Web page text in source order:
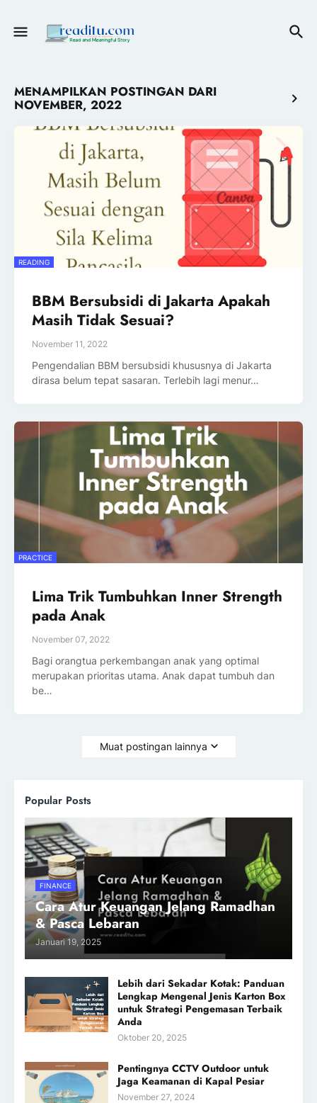
MENAMPILKAN POSTINGAN DARI
NOVEMBER, 2022
READING
BBM Bersubsidi di Jakarta Apakah
Masih Tidak Sesuai?
November 11, 2022
Pengendalian BBM bersubsidi khususnya di Jakarta
dirasa belum tepat sasaran. Terlebih lagi menur…
PRACTICE
Lima Trik Tumbuhkan Inner Strength
pada Anak
November 07, 2022
Bagi orangtua perkembangan anak yang optimal
merupakan prioritas utama. Anak dapat tumbuh dan
be…
Muat postingan lainnya
Popular Posts
FINANCE
Cara Atur Keuangan Jelang Ramadhan
& Pasca Lebaran
Januari 19, 2025
Lebih dari Sekadar Kotak: Panduan
Lengkap Mengenal Jenis Karton Box
untuk Strategi Pengemasan Terbaik
Anda
Oktober 20, 2025
Pentingnya CCTV Outdoor untuk
Jaga Keamanan di Kapal Pesiar
November 27, 2024